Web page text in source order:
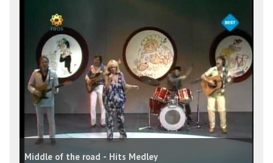
Middle of the road - Hits Medley